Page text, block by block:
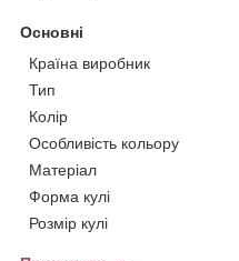
Основні
Країна виробник
Тип
Колір
Особливість кольору
Матеріал
Форма кулі
Розмір кулі